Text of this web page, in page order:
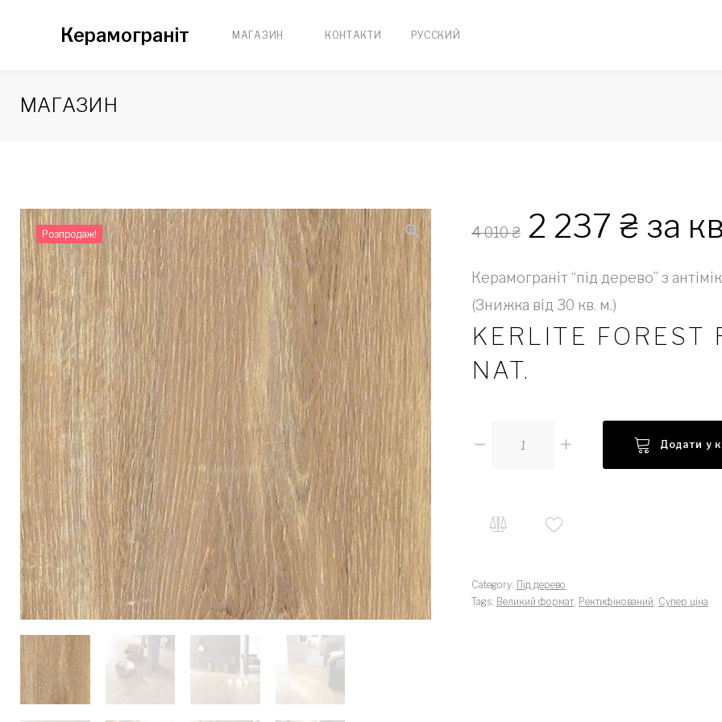
Керамограніт МАГАЗИН КОНТАКТИ РУССКИЙ
МАГАЗИН
Розпродаж! zoom_in
KERLITE
NAT.
4 010₴ 2 237 ₴ за
Керамограніт “під дерево” з
(Знижка від 30 кв. м.)
Додати у
Category: Під дерево
Tags: Великий формат, Ректифікований Супер ціна